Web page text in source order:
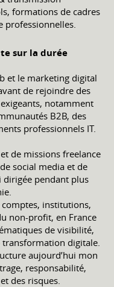
formations de cadres
professionnelles.
sur la durée
et le marketing digital
de rejoindre des
notamment
B2B, des
professionnels IT.
de missions freelance
social media et de
dirigée pendant plus
comptes, institutions,
non-profit, en France
de visibilité,
transformation digitale.
aujourd’hui mon
responsabilité,
des risques.